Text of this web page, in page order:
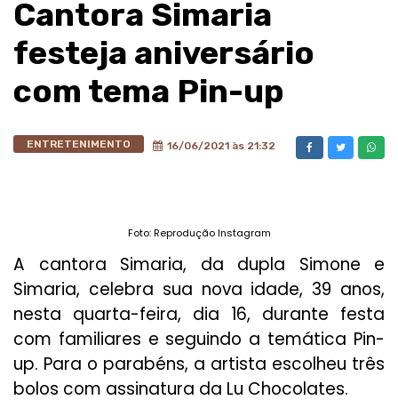
Cantora Simaria
festeja aniversário
com tema Pin-up
ENTRETENIMENTO 16/06/2021 às 21:32
Foto: Reprodução Instagram
A cantora Simaria, da dupla Simone e
Simaria, celebra sua nova idade, 39 anos,
nesta quarta-feira, dia 16, durante festa
com familiares e seguindo a temática Pin-
up. Para o parabéns, a artista escolheu três
bolos com assinatura da Lu Chocolates.